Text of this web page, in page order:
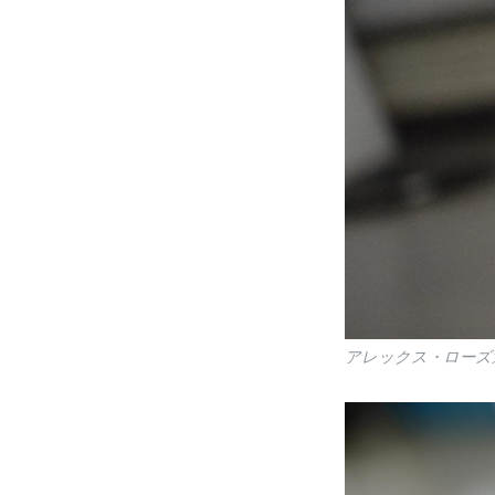
アレックス・ローズ